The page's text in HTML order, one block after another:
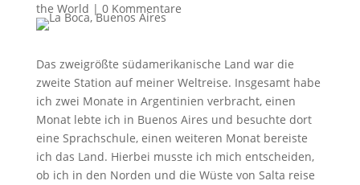
the World | 0 Kommentare
Das zweigrößte südamerikanische Land war die
zweite Station auf meiner Weltreise. Insgesamt habe
ich zwei Monate in Argentinien verbracht, einen
Monat lebte ich in Buenos Aires und besuchte dort
eine Sprachschule, einen weiteren Monat bereiste
ich das Land. Hierbei musste ich mich entscheiden,
ob ich in den Norden und die Wüste von Salta reise